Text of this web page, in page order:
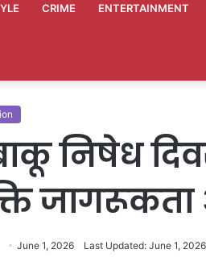
CRIME ENTERTAINMENT
निषेध
जागरूकता
June 1, 2026 Last Updated: June 1, 2026